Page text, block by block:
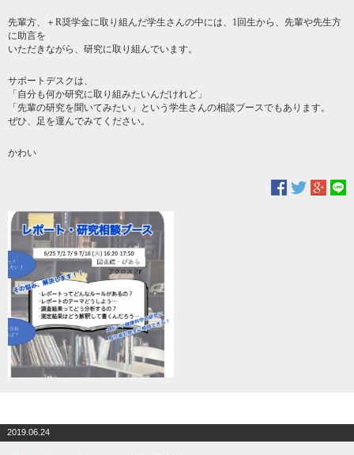
先輩方、＋R奨学金に取り組んだ学生さんの中には、1回生から、先輩や先生方
に助言を
いただきながら、研究に取り組んでいます。
サポートデスクは、
「自分も何か研究に取り組みたいんだけれど」
「先輩の研究を聞いてみたい」という学生さんの相談ブースでもあります。
ぜひ、足を運んでみてください。
かわい
2019.06.24